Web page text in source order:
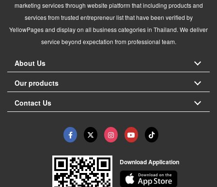
marketing services through website platform that including products and
services from trusted entrepreneur list that have been verified by
YellowPages and display on all business categories in Thailand. We deliver
service beyond expectation from professional team.
About Us
Our products
Contact Us
Download Application